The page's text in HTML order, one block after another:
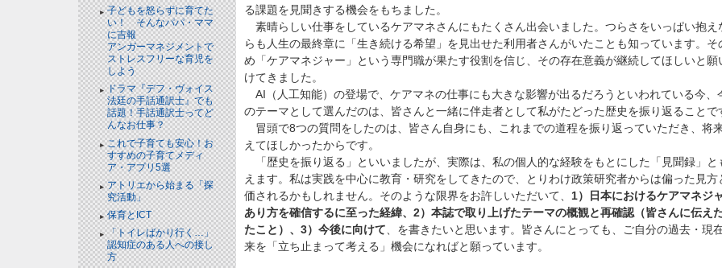
子どもを怒らずに育てた
い！ そんなパパ・ママ
に吉報
アンガーマネジメントで
ストレスフリーな育児を
しよう
ドラマ『デフ・ヴォイス
法廷の手話通訳士』でも
話題！手話通訳士ってど
んなお仕事？
これで子育ても安心！お
すすめの子育てメディ
ア・アプリ5選
アトリエから始まる「探
究活動」
保育とICT
「トイレばかり行く…」
認知症のある人への接し
方
る課題を見聞きする機会をもちました。
素晴らしい仕事をしているケアマネさんにもたくさん出会いました。つらさをいっぱい抱え
らも人生の最終章に「生き続ける希望」を見出せた利用者さんがいたことも知っています。そ
め「ケアマネジャー」という専門職が果たす役割を信じ、その存在意義が継続してほしいと願
けてきました。
AI（人工知能）の登場で、ケアマネの仕事にも大きな影響が出るだろうといわれている今、
のテーマとして選んだのは、皆さんと一緒に伴走者として私がたどった歴史を振り返ることで
冒頭で8つの質問をしたのは、皆さん自身にも、これまでの道程を振り返っていただき、将
えてほしかったからです。
「歴史を振り返る」といいましたが、実際は、私の個人的な経験をもとにした「見聞録」と
えます。私は実践を中心に教育・研究をしてきたので、とりわけ政策研究者からは偏った見方
価されるかもしれません。そのような限界をお許しいただいて、 1）日本におけるケアマネジ
あり方を確信するに至った経緯、2）本誌で取り上げたテーマの概観と再確認（皆さんに伝え
たこと）、3）今後に向けて 、を書きたいと思います。皆さんにとっても、ご自分の過去・現
来を「立ち止まって考える」機会になればと願っています。